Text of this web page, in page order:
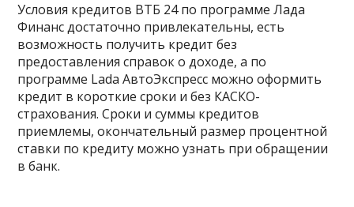
Условия кредитов ВТБ 24 по программе Лада
Финанс достаточно привлекательны, есть
возможность получить кредит без
предоставления справок о доходе, а по
программе Lada АвтоЭкспресс можно оформить
кредит в короткие сроки и без КАСКО-
страхования. Сроки и суммы кредитов
приемлемы, окончательный размер процентной
ставки по кредиту можно узнать при обращении
в банк.